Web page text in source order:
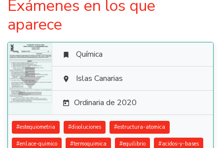
Exámenes en los que
aparece

 Química
 Islas Canarias
 Ordinaria de 2020
#estequiometria #disoluciones #estructura-atomica
#enlace-quimico #termoquimica #equilibrio #acidos-y-bases